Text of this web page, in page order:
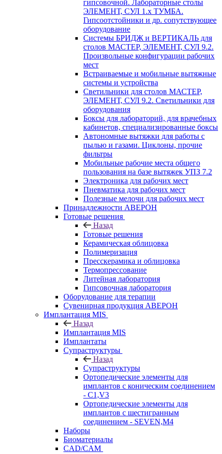
гипсовочной. Лабораторные столы
ЭЛЕМЕНТ, СУЛ 1.х ТУМБА.
Гипсоотстойники и др. сопутствующее
оборудование
Системы БРИДЖ и ВЕРТИКАЛЬ для
столов МАСТЕР, ЭЛЕМЕНТ, СУЛ 9.2.
Произвольные конфигурации рабочих
мест
Встраиваемые и мобильные вытяжные
системы и устройства
Светильники для столов МАСТЕР,
ЭЛЕМЕНТ, СУЛ 9.2. Светильники для
оборудования
Боксы для лабораторий, для врачебных
кабинетов, специализированные боксы
Автономные вытяжки для работы с
пылью и газами. Циклоны, прочие
фильтры
Мобильные рабочие места общего
пользования на базе вытяжек УПЗ 7.2
Электроника для рабочих мест
Пневматика для рабочих мест
Полезные мелочи для рабочих мест
Принадлежности АВЕРОН
Готовые решения
Назад
Готовые решения
Керамическая облицовка
Полимеризация
Пресскерамика и облицовка
Термопрессование
Литейная лаборатория
Гипсовочная лаборатория
Оборудование для терапии
Сувенирная продукция АВЕРОН
Имплантация MIS
Назад
Имплантация MIS
Имплантаты
Супраструктуры
Назад
Супраструктуры
Ортопедические элементы для
имплантов с коническим соединением
- C1,V3
Ортопедические элементы для
имплантов с шестигранным
соединением - SEVEN,M4
Наборы
Биоматериалы
CAD/CAM